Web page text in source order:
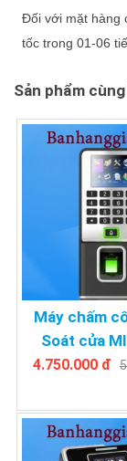
Đối với mặt hàng
tốc trong 01-06
Sản phẩm
Máy chấm
Soát cửa
4.750.000 đ